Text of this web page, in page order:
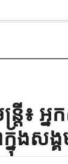
រ្តី៖
នុងសង្